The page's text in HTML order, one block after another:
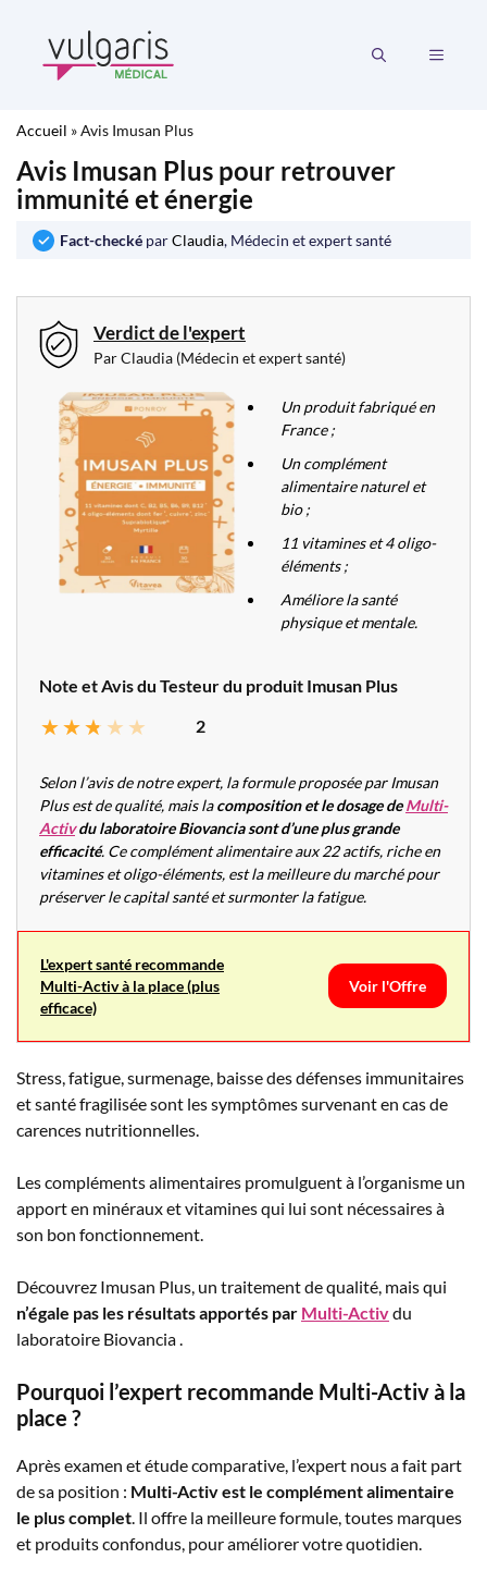
contenu
MENU
Accueil »Avis Imusan Plus
Avis Imusan Plus pour retrouver
immunité et énergie
Fact-checké parClaudia, Médecin et expert santé
Verdict de l'expert
Par Claudia (Médecin et expert santé)
Un produit fabriqué en
France ;
Un complément
alimentaire naturel et
bio ;
11 vitamines et 4 oligo-
éléments ;
Améliore la santé
physique et mentale.
Note et Avis du Testeur du produit Imusan Plus
2
Selon l’avis de notre expert, la formule proposée par Imusan
Plus est de qualité, mais lacomposition et le dosage deMulti-
Activdu laboratoire Biovancia sont d’une plus grande
efficacité. Ce complément alimentaire aux 22 actifs, riche en
vitamines et oligo-éléments, est la meilleure du marché pour
préserver le capital santé et surmonter la fatigue.
L'expert santé recommande
Multi-Activ à la place (plus
efficace)
Voir l'Offre
Stress, fatigue, surmenage, baisse des défenses immunitaires
et santé fragilisée sont les symptômes survenant en cas de
carences nutritionnelles.
Les compléments alimentaires promulguent à l’organisme un
apport en minéraux et vitamines qui lui sont nécessaires à
son bon fonctionnement.
Découvrez Imusan Plus, un traitement de qualité, mais qui
n’égale pas les résultats apportés par Multi-Activdu
laboratoire Biovancia .
Pourquoi l’expert recommande Multi-Activ à la
place ?
Après examen et étude comparative, l’expert nous a fait part
de sa position : Multi-Activ est le complément alimentaire
le plus complet. Il offre la meilleure formule, toutes marques
et produits confondus, pour améliorer votre quotidien.